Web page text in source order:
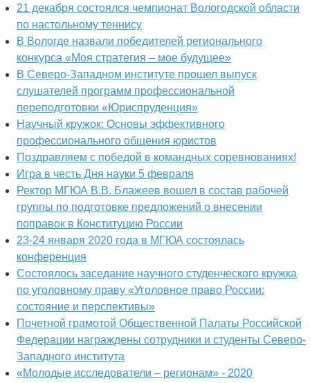
21 декабря состоялся чемпионат Вологодской области
по настольному теннису
В Вологде назвали победителей регионального
конкурса «Моя стратегия – мое будущее»
В Северо-Западном институте прошел выпуск
слушателей программ профессиональной
переподготовки «Юриспруденция»
Научный кружок: Основы эффективного
профессионального общения юристов
Поздравляем с победой в командных соревнованиях!
Игра в честь Дня науки 5 февраля
Ректор МГЮА В.В. Блажеев вошел в состав рабочей
группы по подготовке предложений о внесении
поправок в Конституцию России
23-24 января 2020 года в МГЮА состоялась
конференция
Состоялось заседание научного студенческого кружка
по уголовному праву «Уголовное право России:
состояние и перспективы»
Почетной грамотой Общественной Палаты Российской
Федерации награждены сотрудники и студенты Северо-
Западного института
«Молодые исследователи – регионам» - 2020